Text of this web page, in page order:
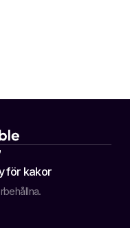
för kakor